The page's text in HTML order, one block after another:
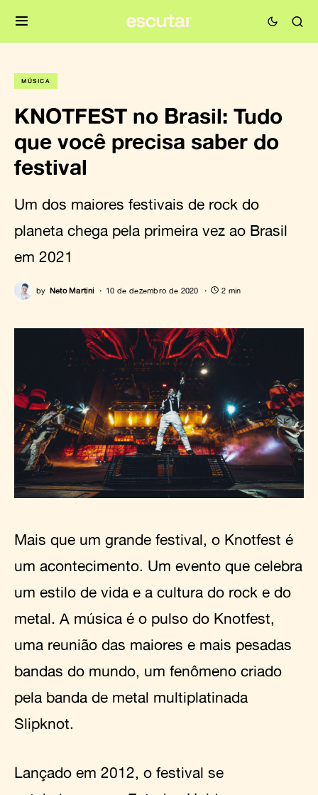
MÚSICA
KNOTFEST no Brasil: Tudo
que você precisa saber do
festival
Um dos maiores festivais de rock do
planeta chega pela primeira vez ao Brasil
em 2021
by Neto Martini 10 de dezembro de 2020 2 min
Mais que um grande festival, o Knotfest é
um acontecimento. Um evento que celebra
um estilo de vida e a cultura do rock e do
metal. A música é o pulso do Knotfest,
uma reunião das maiores e mais pesadas
bandas do mundo, um fenômeno criado
pela banda de metal multiplatinada
Slipknot.
Lançado em 2012, o festival se